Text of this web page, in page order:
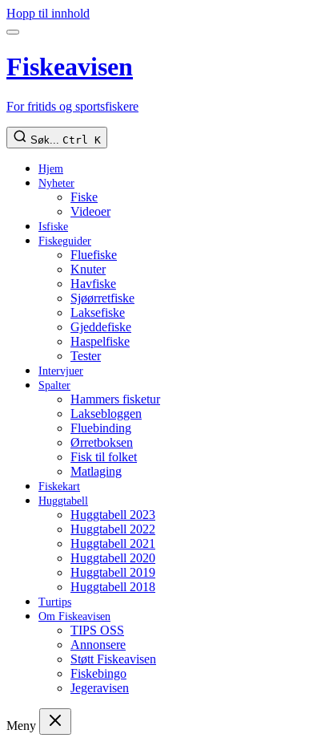
Hopp til innhold
Fiskeavisen
For fritids og sportsfiskere
Søk... Ctrl K
Hjem
Nyheter
Fiske
Videoer
Isfiske
Fiskeguider
Fluefiske
Knuter
Havfiske
Sjøørretfiske
Laksefiske
Gjeddefiske
Haspelfiske
Tester
Intervjuer
Spalter
Hammers fisketur
Laksebloggen
Fluebinding
Ørretboksen
Fisk til folket
Matlaging
Fiskekart
Huggtabell
Huggtabell 2023
Huggtabell 2022
Huggtabell 2021
Huggtabell 2020
Huggtabell 2019
Huggtabell 2018
Turtips
Om Fiskeavisen
TIPS OSS
Annonsere
Støtt Fiskeavisen
Fiskebingo
Jegeravisen
Meny